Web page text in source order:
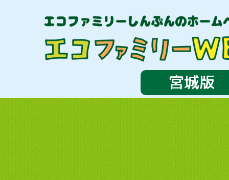
宮城版